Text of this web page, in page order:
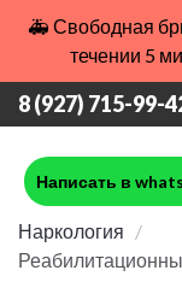
🚑 Свободная
течении 5
8 (927) 715-99-
Написать в
Наркология